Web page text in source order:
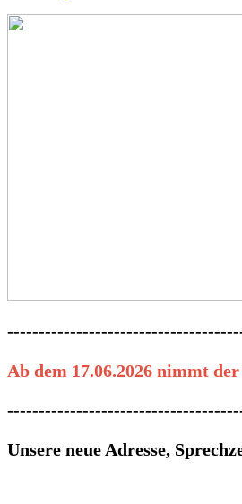
Ab dem 17.06.2026 nimmt
Unsere neue Adresse,